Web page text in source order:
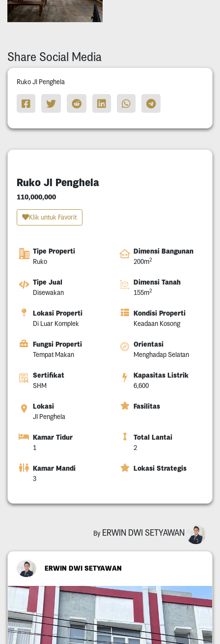
Share Social Media
Ruko Jl Penghela
Ruko Jl Penghela
110,000,000
Klik untuk Favorit
Tipe Properti
Ruko
Dimensi Bangunan
200m2
Tipe Jual
Disewakan
Dimensi Tanah
155m2
Lokasi Properti
Di Luar Komplek
Kondisi Properti
Keadaan Kosong
Fungsi Properti
Tempat Makan
Orientasi
Menghadap Selatan
Sertifikat
SHM
Kapasitas Listrik
6,600
Lokasi
Jl Penghela
Fasilitas
Kamar Tidur
1
Total Lantai
2
Kamar Mandi
3
Lokasi Strategis
By ERWIN DWI SETYAWAN
ERWIN DWI SETYAWAN